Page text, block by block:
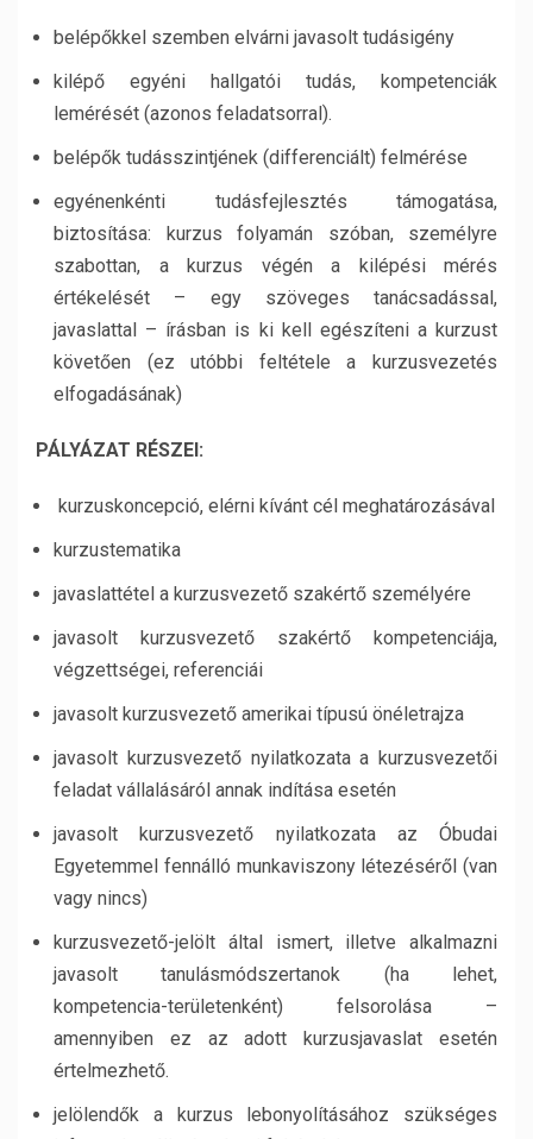
belépőkkel szemben elvárni javasolt tudásigény
kilépő egyéni hallgatói tudás, kompetenciák
lemérését (azonos feladatsorral).
belépők tudásszintjének (differenciált) felmérése
egyénenkénti tudásfejlesztés támogatása,
biztosítása: kurzus folyamán szóban, személyre
szabottan, a kurzus végén a kilépési mérés
értékelését – egy szöveges tanácsadással,
javaslattal – írásban is ki kell egészíteni a kurzust
követően (ez utóbbi feltétele a kurzusvezetés
elfogadásának)
PÁLYÁZAT RÉSZEI:
kurzuskoncepció, elérni kívánt cél meghatározásával
kurzustematika
javaslattétel a kurzusvezető szakértő személyére
javasolt kurzusvezető szakértő kompetenciája,
végzettségei, referenciái
javasolt kurzusvezető amerikai típusú önéletrajza
javasolt kurzusvezető nyilatkozata a kurzusvezetői
feladat vállalásáról annak indítása esetén
javasolt kurzusvezető nyilatkozata az Óbudai
Egyetemmel fennálló munkaviszony létezéséről (van
vagy nincs)
kurzusvezető-jelölt által ismert, illetve alkalmazni
javasolt tanulásmódszertanok (ha lehet,
kompetencia-területenként) felsorolása –
amennyiben ez az adott kurzusjavaslat esetén
értelmezhető.
jelölendők a kurzus lebonyolításához szükséges